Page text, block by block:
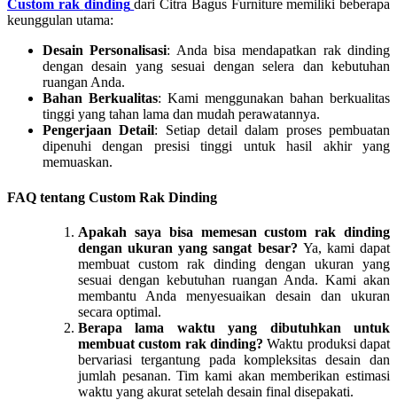
Custom rak dinding dari Citra Bagus Furniture memiliki beberapa
keunggulan utama:
Desain Personalisasi: Anda bisa mendapatkan rak dinding
dengan desain yang sesuai dengan selera dan kebutuhan
ruangan Anda.
Bahan Berkualitas: Kami menggunakan bahan berkualitas
tinggi yang tahan lama dan mudah perawatannya.
Pengerjaan Detail: Setiap detail dalam proses pembuatan
dipenuhi dengan presisi tinggi untuk hasil akhir yang
memuaskan.
FAQ tentang Custom Rak Dinding
Apakah saya bisa memesan custom rak dinding
dengan ukuran yang sangat besar? Ya, kami dapat
membuat custom rak dinding dengan ukuran yang
sesuai dengan kebutuhan ruangan Anda. Kami akan
membantu Anda menyesuaikan desain dan ukuran
secara optimal.
Berapa lama waktu yang dibutuhkan untuk
membuat custom rak dinding? Waktu produksi dapat
bervariasi tergantung pada kompleksitas desain dan
jumlah pesanan. Tim kami akan memberikan estimasi
waktu yang akurat setelah desain final disepakati.